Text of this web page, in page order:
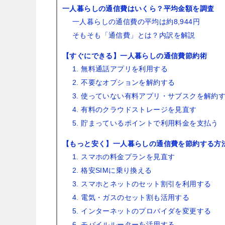
一人暮らしの通信費はいくら？平均金額を調査
一人暮らしの通信費の平均は約8,944円
そもそも「通信費」とは？内訳を解説
【すぐにできる】一人暮らしの通信費節約術
1. 無料通話アプリを利用する
2. 不要なオプションを解約する
3. 使っていない有料アプリ・サブスクを解約
4. 有料のクラウドストレージを見直す
5. 貯まっているポイントで利用料金を支払う
【もっと安く】一人暮らしの通信費を節約する方
1. スマホの料金プランを見直す
2. 格安SIMに乗り換える
3. スマホとネットのセット割引を利用する
4. 電気・ガスのセット割も活用する
5. インターネットのプロバイダを変更する